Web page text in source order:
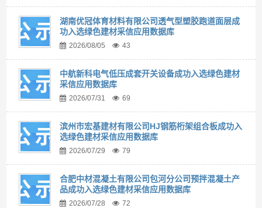
湖南优冠体育材料有限公司透气型塑胶跑道面层成
功入选绿色建材采信应用数据库
2026/08/05 43
中航新科电气低压成套开关设备成功入选绿色建材
采信应用数据库
2026/07/31 69
滨州市宏基建材有限公司HJ钢筋桁架组合板成功入
选绿色建材采信应用数据库
2026/07/29 79
合肥中材混凝土有限公司包河分公司预拌混凝土产
品成功入选绿色建材采信应用数据库
2026/07/28 72